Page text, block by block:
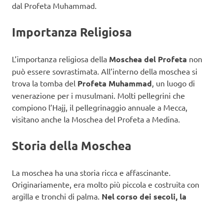
dal Profeta Muhammad.
Importanza Religiosa
L’importanza religiosa della Moschea del Profeta non
può essere sovrastimata. All’interno della moschea si
trova la tomba del Profeta Muhammad, un luogo di
venerazione per i musulmani. Molti pellegrini che
compiono l’Hajj, il pellegrinaggio annuale a Mecca,
visitano anche la Moschea del Profeta a Medina.
Storia della Moschea
La moschea ha una storia ricca e affascinante.
Originariamente, era molto più piccola e costruita con
argilla e tronchi di palma. Nel corso dei secoli, la